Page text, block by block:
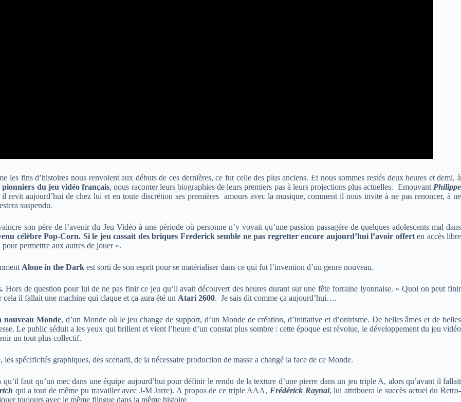
fins d’histoires nous renvoient aux débuts de ces dernières, ce fut celle des plus anciens. Et nous sommes restés deux heures et demi, à
pionniers du jeu vidéo français, nous raconter leurs biographies de leurs premiers pas à leurs projections plus actuelles. Emouvant Philippe
aujourd’hui de chez lui et en toute discrétion ses premières amours avec la musique, comment il nous invite à ne pas renoncer, à ne
suspendu.
son père de l’avenir du Jeu Vidéo à une période où personne n’y voyait qu’une passion passagère de quelques adolescents mal dans
célèbre Pop-Corn. Si le jeu cassait des briques Frederick semble ne pas regretter encore aujourd’hui l’avoir offerten accès libre
permettre aux autres de jouer ».
Alone in the Dark est sorti de son esprit pour se matérialiser dans ce qui fut l’invention d’un genre nouveau.
Hors de question pour lui de ne pas finir ce jeu qu’il avait découvert des heures durant sur une fête forraine lyonnaise. « Quoi on peut finir
il fallait une machine qui claque et ça aura été un Atari 2600. Je sais dit comme ça aujourd’hui….
nouveau Monde, d’un Monde où le jeu change de support, d’un Monde de création, d’initiative et d’onirisme. De belles âmes et de belles
Le public séduit a les yeux qui brillent et vient l’heure d’un constat plus sombre : cette époque est révolue, le développement du jeu vidéo
un tout plus collectif.
spécificités graphiques, des scenarii, de la nécessaire production de masse a changé la face de ce Monde.
faut qu’un mec dans une équipe aujourd’hui pour définir le rendu de la texture d’une pierre dans un jeu triple A, alors qu’avant il fallait
qui a tout de même pu travailler avec J-M Jarre). A propos de ce triple AAA, Frédérick Raynal, lui attribuera le succès actuel du Retro-
toujours avec le même flingue dans la même histoire.